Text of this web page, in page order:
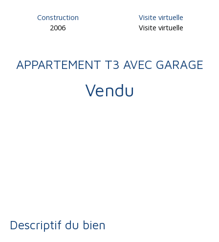
Construction
2006
Visite virtuelle
Visite virtuelle
APPARTEMENT T3 AVEC GARAGE
Vendu
Descriptif du bien